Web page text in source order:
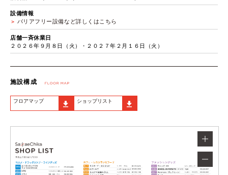
設備情報
バリアフリー設備など詳しくはこちら
店舗一斉休業日
２０２６年９月８日（火）・２０２７年２月１６日（火）
施設構成
フロアマップ ショップリスト